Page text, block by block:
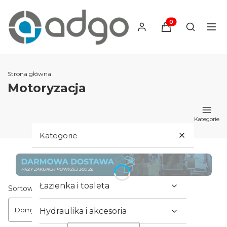
Produkty w
Otwórz
Strona główna
Motoryzacja
Kategorie
Kategorie
Hydraulika i armatura
Łazienka i toaleta
Hydraulika i akcesoria
Lista produktów
Sortowanie:
Domyślne